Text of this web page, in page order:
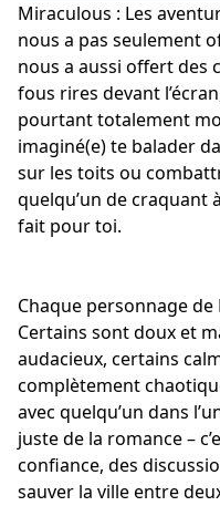
Miraculous : Les
nous a pas seulement
nous a aussi offert des
fous rires devant
pourtant totalement
imaginé(e) te balader
sur les toits ou
quelqu’un de craquant
fait pour toi.
Chaque personnage
Certains sont doux et
audacieux, certains
complètement
avec quelqu’un dans
juste de la romance –
confiance, des
sauver la ville entre